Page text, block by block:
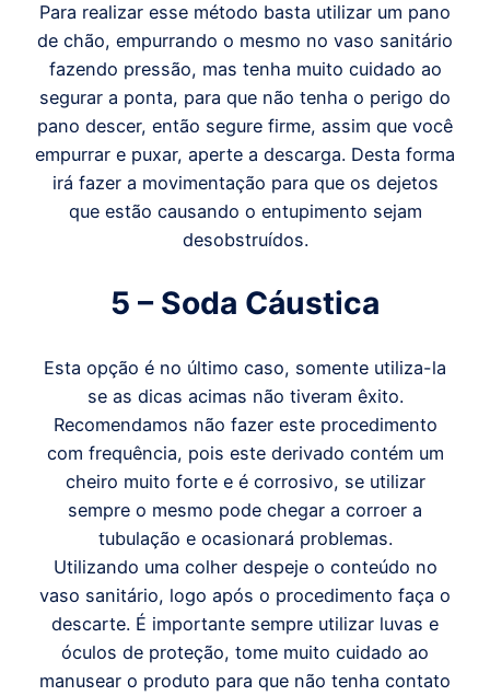
Para realizar esse método basta utilizar um pano
de chão, empurrando o mesmo no vaso sanitário
fazendo pressão, mas tenha muito cuidado ao
segurar a ponta, para que não tenha o perigo do
pano descer, então segure firme, assim que você
empurrar e puxar, aperte a descarga. Desta forma
irá fazer a movimentação para que os dejetos
que estão causando o entupimento sejam
desobstruídos.
5 – Soda Cáustica
Esta opção é no último caso, somente utiliza-la
se as dicas acimas não tiveram êxito.
Recomendamos não fazer este procedimento
com frequência, pois este derivado contém um
cheiro muito forte e é corrosivo, se utilizar
sempre o mesmo pode chegar a corroer a
tubulação e ocasionará problemas.
Utilizando uma colher despeje o conteúdo no
vaso sanitário, logo após o procedimento faça o
descarte. É importante sempre utilizar luvas e
óculos de proteção, tome muito cuidado ao
manusear o produto para que não tenha contato